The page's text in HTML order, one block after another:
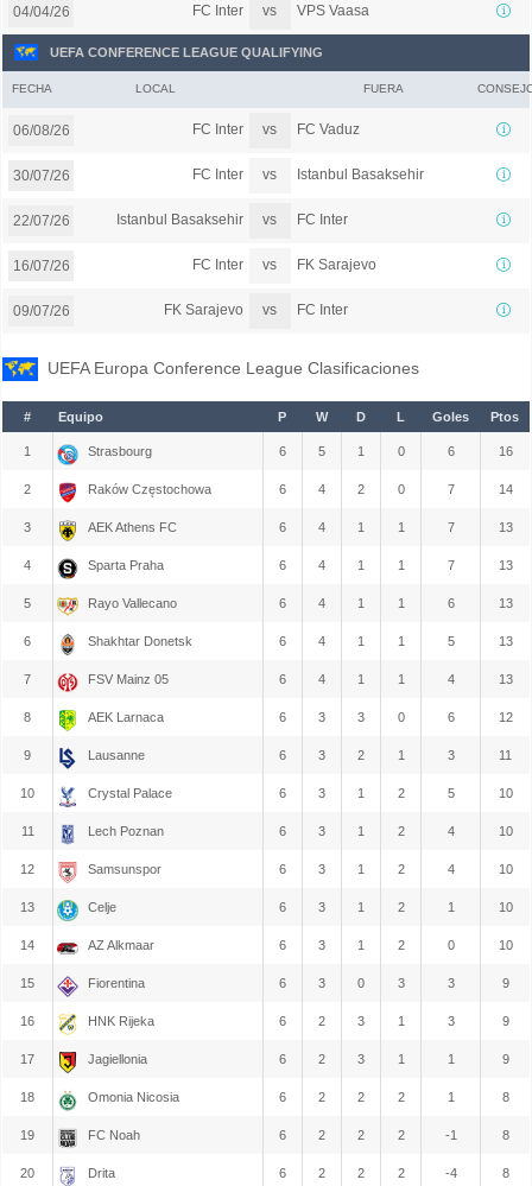
04/04/26 FC Inter vs VPS Vaasa
UEFA CONFERENCE LEAGUE QUALIFYING
FECHA LOCAL FUERA
06/08/26 FC Inter vs FC Vaduz
30/07/26 FC Inter vs Istanbul Basaksehir
22/07/26 Istanbul Basaksehir vs FC Inter
16/07/26 FC Inter vs FK Sarajevo
09/07/26 FK Sarajevo vs FC Inter
UEFA Europa Conference League Clasificaciones
# Equipo P W D L Goles Ptos
1 Strasbourg 6 5 1 0 6 16
2 Raków Częstochowa 6 4 2 0 7 14
3 AEK Athens FC 6 4 1 1 7 13
4 Sparta Praha 6 4 1 1 7 13
5 Rayo Vallecano 6 4 1 1 6 13
6 Shakhtar Donetsk 6 4 1 1 5 13
7 FSV Mainz 05 6 4 1 1 4 13
8 AEK Larnaca 6 3 3 0 6 12
9 Lausanne 6 3 2 1 3 11
10 Crystal Palace 6 3 1 2 5 10
11 Lech Poznan 6 3 1 2 4 10
12 Samsunspor 6 3 1 2 4 10
13 Celje 6 3 1 2 1 10
14 AZ Alkmaar 6 3 1 2 0 10
15 Fiorentina 6 3 0 3 3 9
16 HNK Rijeka 6 2 3 1 3 9
17 Jagiellonia 6 2 3 1 1 9
18 Omonia Nicosia 6 2 2 2 1 8
19 FC Noah 6 2 2 2 -1 8
20 Drita 6 2 2 2 -4 8